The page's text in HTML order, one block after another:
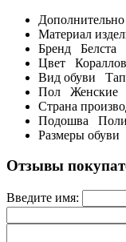
Дополнительно
Материал
Бренд
Белста
Цвет
Вид обуви
Пол
Женские
Страна
Подошва
Размеры обуви
Отзывы
Введите имя: